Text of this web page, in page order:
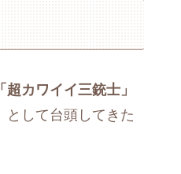
「超カワイイ三銃士」
として台頭してきた